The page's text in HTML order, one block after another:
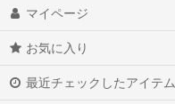
マイページ
お気に入り
最近チェックしたアイテム